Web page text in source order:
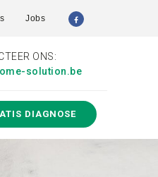
Jobs
ONS:
solution.be
DIAGNOSE